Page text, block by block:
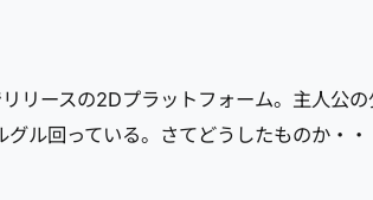
リースの2Dプラットフォーム。主人公
ル回っている。さてどうしたものか・・